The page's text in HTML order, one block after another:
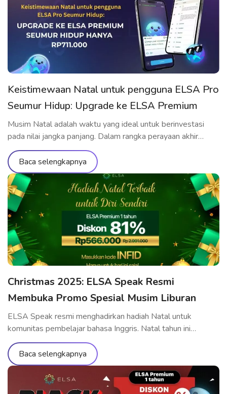
Keistimewaan Natal untuk pengguna ELSA Pro
Seumur Hidup: Upgrade ke ELSA Premium
Seumur Hidup hanya Rp711.000
Musim Natal adalah waktu yang ideal untuk berinvestasi
pada nilai jangka panjang. Dalam rangka perayaan akhir
tahun, ELSA Speak menghadirkan penawaran upgrade
spesial yang hanya dành riêng cho pengguna yang telah
memiliki ELSA Pro Seumur Hidup: upgrade ke ELSA
Premium Seumur Hidup dengan harga ưu đãi yang belum
pernah ada sebelumnya. Penawaran eksklusif khusus untuk
[…]
Baca selengkapnya
Christmas 2025: ELSA Speak Resmi
Membuka Promo Spesial Musim Liburan
ELSA Speak resmi menghadirkan hadiah Natal untuk
komunitas pembelajar bahasa Inggris. Natal tahun ini
menjadi momen yang tepat untuk berinvestasi secara serius
dalam meningkatkan kemampuan pelafalan dan komunikasi
bahasa Inggris dengan biaya yang optimal—kesempatan
yang jarang hadir sepanjang tahun. Program ini berlaku untuk
paket belajar ELSA Pro dan ELSA Premium, membantu
Baca selengkapnya